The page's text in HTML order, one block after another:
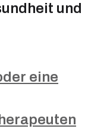
und
eine